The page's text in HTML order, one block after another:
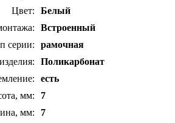
Цвет:
Белый
Встроенный
серии:
рамочная
Поликарбонат
есть
мм:
7
мм:
7